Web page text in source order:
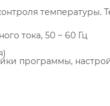
температуры.
программы,
тока, 50 ~ 60 Гц